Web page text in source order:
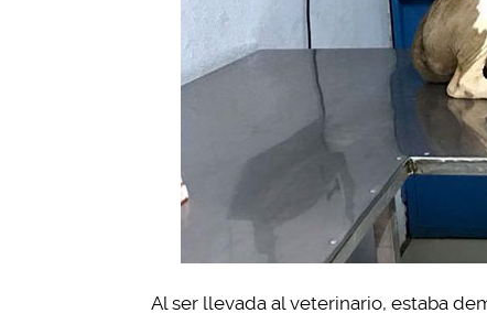
Al ser llevada al veterinario, estaba